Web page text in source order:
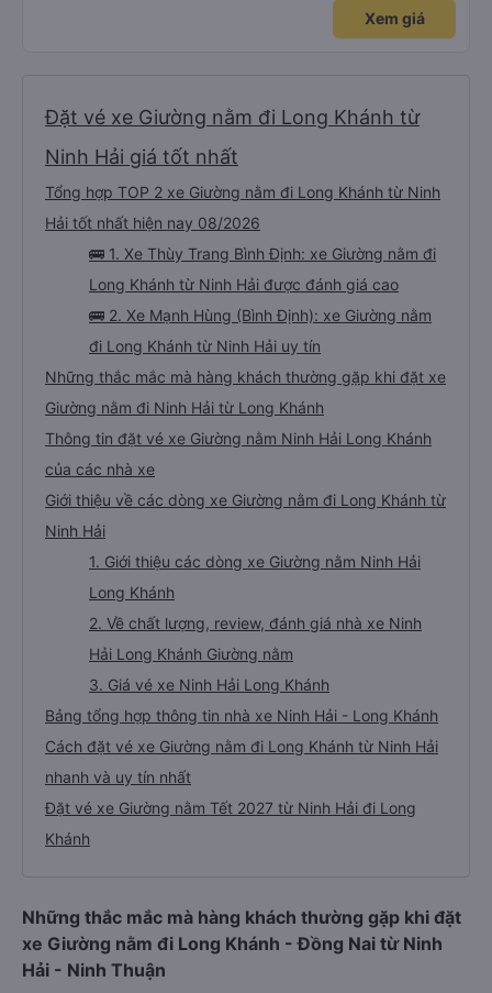
Xem giá
Đặt vé xe Giường nằm đi Long Khánh từ
Ninh Hải giá tốt nhất
Tổng hợp TOP 2 xe Giường nằm đi Long Khánh từ Ninh
Hải tốt nhất hiện nay 08/2026
🚌 1. Xe Thùy Trang Bình Định: xe Giường nằm đi
Long Khánh từ Ninh Hải được đánh giá cao
🚌 2. Xe Mạnh Hùng (Bình Định): xe Giường nằm
đi Long Khánh từ Ninh Hải uy tín
Những thắc mắc mà hàng khách thường gặp khi đặt xe
Giường nằm đi Ninh Hải từ Long Khánh
Thông tin đặt vé xe Giường nằm Ninh Hải Long Khánh
của các nhà xe
Giới thiệu về các dòng xe Giường nằm đi Long Khánh từ
Ninh Hải
1. Giới thiệu các dòng xe Giường nằm Ninh Hải
Long Khánh
2. Về chất lượng, review, đánh giá nhà xe Ninh
Hải Long Khánh Giường nằm
3. Giá vé xe Ninh Hải Long Khánh
Bảng tổng hợp thông tin nhà xe Ninh Hải - Long Khánh
Cách đặt vé xe Giường nằm đi Long Khánh từ Ninh Hải
nhanh và uy tín nhất
Đặt vé xe Giường nằm Tết 2027 từ Ninh Hải đi Long
Khánh
Những thắc mắc mà hàng khách thường gặp khi đặt
xe Giường nằm đi Long Khánh - Đồng Nai từ Ninh
Hải - Ninh Thuận